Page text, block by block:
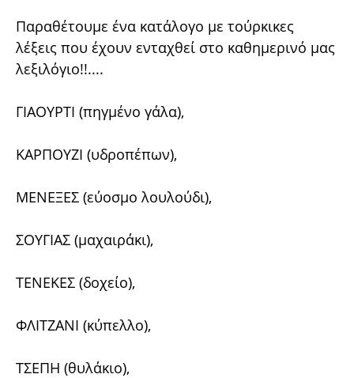
Παραθέτουμε ένα κατάλογο με τούρκικες
λέξεις που έχουν ενταχθεί στο καθημερινό μας
λεξιλόγιο!!....
ΓΙΑΟΥΡΤΙ (πηγμένο γάλα),
ΚΑΡΠΟΥΖΙ (υδροπέπων),
ΜΕΝΕΞΕΣ (εύοσμο λουλούδι),
ΣΟΥΓΙΑΣ (μαχαιράκι),
ΤΕΝΕΚΕΣ (δοχείο),
ΦΛΙΤΖΑΝΙ (κύπελλο),
ΤΣΕΠΗ (θυλάκιο),